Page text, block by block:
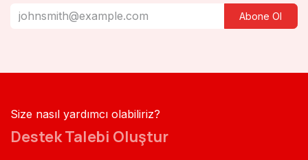
Abone Ol
Size nasıl yardımcı olabiliriz?
Destek Talebi Oluştur